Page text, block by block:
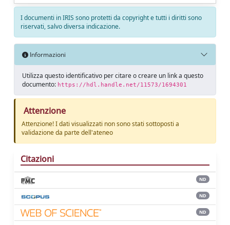
I documenti in IRIS sono protetti da copyright e tutti i diritti sono
riservati, salvo diversa indicazione.
Informazioni
Utilizza questo identificativo per citare o creare un link a questo
documento: https://hdl.handle.net/11573/1694301
Attenzione
Attenzione! I dati visualizzati non sono stati sottoposti a
validazione da parte dell'ateneo
Citazioni
ND
ND
ND